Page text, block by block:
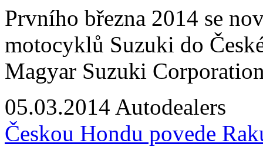
Prvního března 2014 se
motocyklů Suzuki do
Magyar Suzuki
05.03.2014 Autodealers
Českou Hondu povede